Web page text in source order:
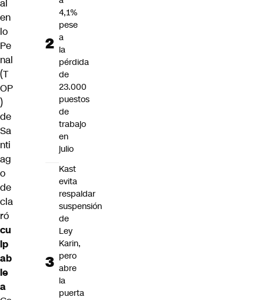
al
en
lo
Pe
nal
(T
OP
)
de
Sa
nti
ag
o
de
cla
ró
cu
lp
ab
le
a
4,1%
pese
a
la
pérdida
de
23.000
puestos
de
trabajo
en
julio
Kast
evita
respaldar
suspensión
de
Ley
Karin,
pero
abre
la
puerta